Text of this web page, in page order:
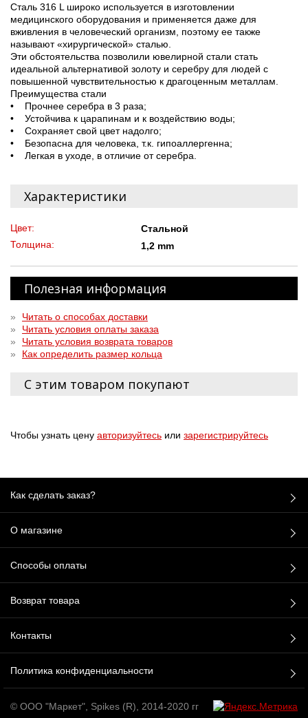
Сталь 316 L широко используется в изготовлении
медицинского оборудования и применяется даже для
вживления в человеческий организм, поэтому ее также
называют «хирургической» сталью.
Эти обстоятельства позволили ювелирной стали стать
идеальной альтернативой золоту и серебру для людей с
повышенной чувствительностью к драгоценным металлам.
Преимущества стали
• Прочнее серебра в 3 раза;
• Устойчива к царапинам и к воздействию воды;
• Сохраняет свой цвет надолго;
• Безопасна для человека, т.к. гипоаллергенна;
• Легкая в уходе, в отличие от серебра.
Характеристики
Цвет:
Стальной
Толщина:
1,2 mm
Полезная информация
»
Читать о способах доставки
»
Читать условия оплаты заказа
»
Читать условия возврата товаров
»
Как определить размер кольца
С этим товаром покупают
Чтобы узнать цену авторизуйтесь или зарегистрируйтесь
Как сделать заказ?
О магазине
Способы оплаты
Возврат товара
Контакты
Политика конфиденциальности
© ООО "Маркет", Spikes (R), 2014-2020 гг